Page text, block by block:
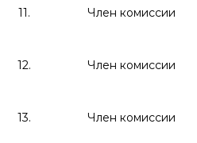
11. Член комиссии
12. Член комиссии
13. Член комиссии